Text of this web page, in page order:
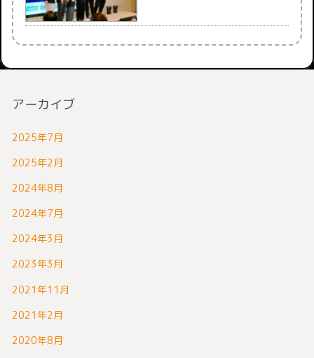
アーカイブ
2025年7月
2025年2月
2024年8月
2024年7月
2024年3月
2023年3月
2021年11月
2021年2月
2020年8月